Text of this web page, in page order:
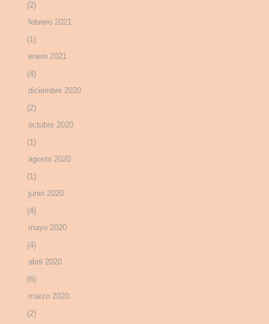
(2)
febrero 2021
(1)
enero 2021
(4)
diciembre 2020
(2)
octubre 2020
(1)
agosto 2020
(1)
junio 2020
(4)
mayo 2020
(4)
abril 2020
(6)
marzo 2020
(2)